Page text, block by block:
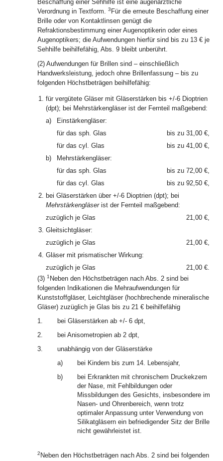
Beschaffung einer Sehhilfe ist eine augenärztliche
Verordnung in Textform. 3 Für die erneute Beschaffung einer
Brille oder von Kontaktlinsen genügt die
Refraktionsbestimmung einer Augenoptikerin oder eines
Augenoptikers; die Aufwendungen hierfür sind bis zu 13 € je
Sehhilfe beihilfefähig, Abs. 9 bleibt unberührt.
(2) Aufwendungen für Brillen sind – einschließlich
Handwerksleistung, jedoch ohne Brillenfassung – bis zu
folgenden Höchstbeträgen beihilfefähig:
1. für vergütete Gläser mit Gläserstärken bis +/-6 Dioptrien
(dpt); bei Mehrstärkengläser ist der Fernteil maßgebend:
a)
Einstärkengläser:
für das sph. Glas
bis zu 31,00 €,
für das cyl. Glas
bis zu 41,00 €,
b)
Mehrstärkengläser:
für das sph. Glas
bis zu 72,00 €,
für das cyl. Glas
bis zu 92,50 €,
2. bei Gläserstärken über +/-6 Dioptrien (dpt); bei
Mehrstärkengläserist der Fernteil maßgebend:
zuzüglich je Glas
21,00 €,
3. Gleitsichtgläser:
zuzüglich je Glas
21,00 €,
4. Gläser mit prismatischer Wirkung:
zuzüglich je Glas
21,00 €.
(3) 1 Neben den Höchstbeträgen nach Abs. 2 sind bei
folgenden Indikationen die Mehraufwendungen für
Kunststoffgläser, Leichtgläser (hochbrechende mineralische
Gläser) zuzüglich je Glas bis zu 21 € beihilfefähig
1.
bei Gläserstärken ab +/- 6 dpt,
2.
bei Anisometropien ab 2 dpt,
3.
unabhängig von der Gläserstärke
a)
bei Kindern bis zum 14. Lebensjahr,
b)
bei Erkrankten mit chronischem Druckekzem
der Nase, mit Fehlbildungen oder
Missbildungen des Gesichts, insbesondere im
Nasen- und Ohrenbereich, wenn trotz
optimaler Anpassung unter Verwendung von
Silikatgläsern ein befriedigender Sitz der Brille
nicht gewährleistet ist.
2 Neben den Höchstbeträgen nach Abs. 2 sind bei folgenden